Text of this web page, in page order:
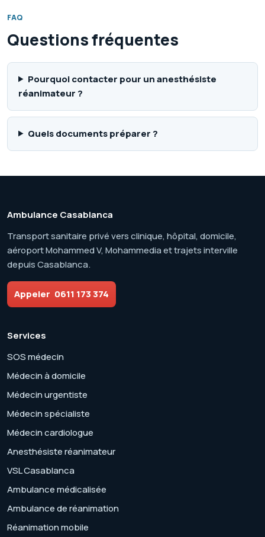
FAQ
Questions fréquentes
Pourquoi contacter pour un anesthésiste
réanimateur ?
Quels documents préparer ?
Ambulance Casablanca
Transport sanitaire privé vers clinique, hôpital, domicile,
aéroport Mohammed V, Mohammedia et trajets interville
depuis Casablanca.
Appeler 0611 173 374
Services
SOS médecin
Médecin à domicile
Médecin urgentiste
Médecin spécialiste
Médecin cardiologue
Anesthésiste réanimateur
VSL Casablanca
Ambulance médicalisée
Ambulance de réanimation
Réanimation mobile